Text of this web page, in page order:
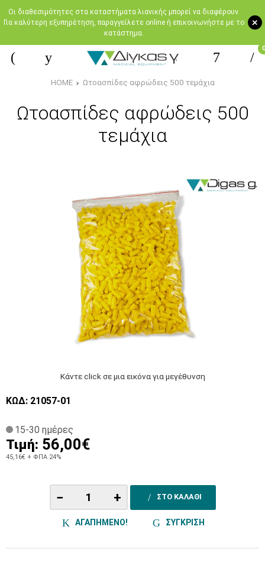
+
Oι διαθεσιμότητες στα καταστήματα λιανικής μπορεί να διαφέρουν.
Για καλύτερη εξυπηρέτηση, παραγγείλετε online ή επικοινωνήστε με το
κατάστημα.
0
HOME Ωτοασπίδες αφρώδεις 500 τεμάχια
Ωτοασπίδες αφρώδεις 500
τεμάχια
Κάντε click σε μια εικόνα για μεγέθυνση
ΚΩΔ: 21057-01
15-30 ημέρες
Τιμή: 56,00€
45,16€ + ΦΠΑ 24%
− + ΣΤΟ ΚΑΛΑΘΙ
ΑΓΑΠΗΜΕΝΟ! ΣΥΓΚΡΙΣΗ